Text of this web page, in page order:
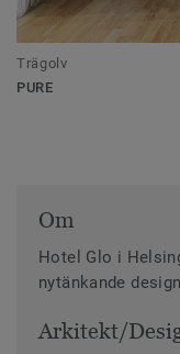
Trägolv
PURE
Om
Hotel Glo i
nytänkande
Arkitekt/